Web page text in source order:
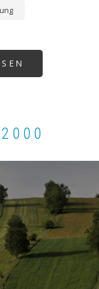
SCHWECHAT